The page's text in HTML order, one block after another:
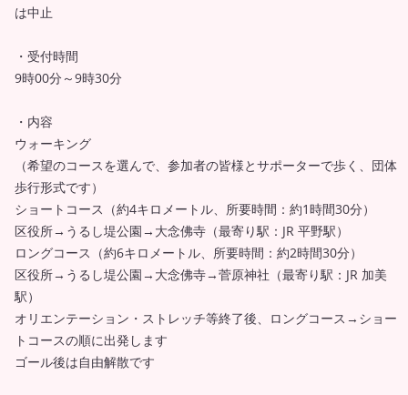
は中止
・受付時間
9時00分～9時30分
・内容
ウォーキング
（希望のコースを選んで、参加者の皆様とサポーターで歩く、団体
歩行形式です）
ショートコース（約4キロメートル、所要時間：約1時間30分）
区役所→うるし堤公園→大念佛寺（最寄り駅：JR 平野駅）
ロングコース（約6キロメートル、所要時間：約2時間30分）
区役所→うるし堤公園→大念佛寺→菅原神社（最寄り駅：JR 加美
駅）
オリエンテーション・ストレッチ等終了後、ロングコース→ショー
トコースの順に出発します
ゴール後は自由解散です